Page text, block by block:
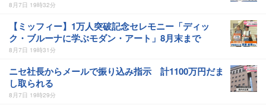
8月7日 19時32分
【ミッフィー】1万人突破記念セレモニー「ディッ
ク・ブルーナに学ぶモダン・アート」8月末まで
8月7日 19時31分
ニセ社長からメールで振り込み指示 計1100万円だま
し取られる
8月7日 19時29分